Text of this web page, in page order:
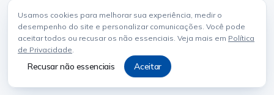
Usamos cookies para melhorar sua experiência, medir o
desempenho do site e personalizar comunicações. Você pode
aceitar todos ou recusar os não essenciais. Veja mais em Política
de Privacidade.
Recusar não essenciais Aceitar